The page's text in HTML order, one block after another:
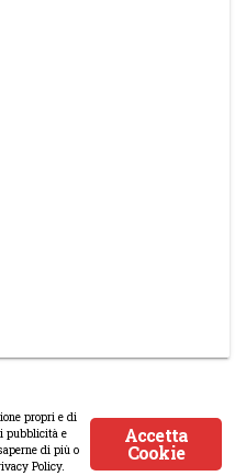
- Tutti i diritti riservati.
Accetta
Cookie
propri e di
pubblicità e
di più o
Policy.